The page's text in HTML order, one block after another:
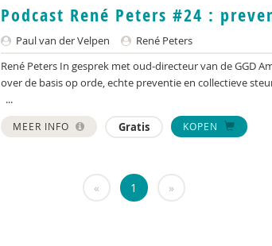
Podcast René Peters #24 :
Paul van der Velpen
René Peters
René Peters In gesprek met oud-directeur van de GGD
over de basis op orde, echte preventie en collectieve
...
MEER INFO Gratis KOPEN
« 1 »